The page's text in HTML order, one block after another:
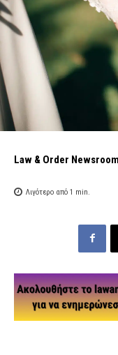
Law & Order Newsroom
Λιγότερο από 1 min.